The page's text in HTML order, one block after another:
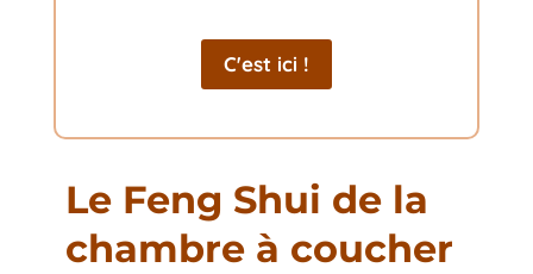
C'est ici !
Le Feng Shui de la
chambre à coucher